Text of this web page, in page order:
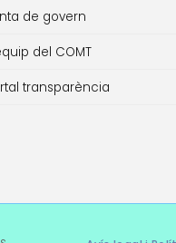
de govern
del COMT
transparència